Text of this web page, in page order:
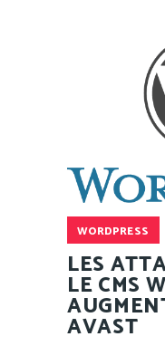
WORDPRESS
LES
LE CMS
AVAST